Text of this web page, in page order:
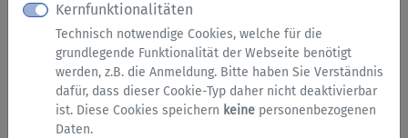
Kernfunktionalitäten
Technisch notwendige Cookies, welche für die
grundlegende Funktionalität der Webseite benötigt
werden, z.B. die Anmeldung. Bitte haben Sie Verständnis
dafür, dass dieser Cookie-Typ daher nicht deaktivierbar
ist. Diese Cookies speichern keine personenbezogenen
Daten.
Anfragen und allgemeine Services
A bis Z - alle Dienstleistung des Ennepe-Ruhr-
Kreises,BOP – Ihr Online-Portal – Bundeszentralamt